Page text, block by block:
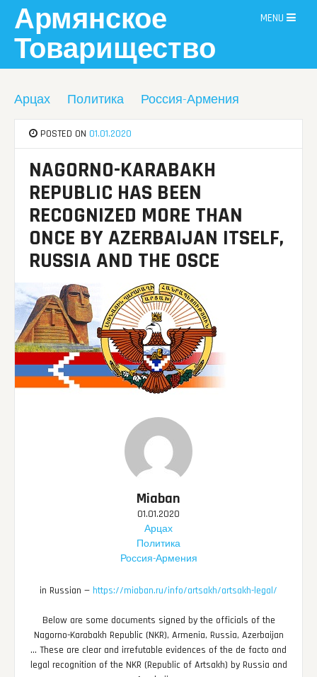
content
Армянское
Товарищество
MENU
Арцах Политика Россия-Армения
POSTED ON 01.01.2020
NAGORNO-KARABAKH
REPUBLIC HAS BEEN
RECOGNIZED MORE THAN
ONCE BY AZERBAIJAN ITSELF,
RUSSIA AND THE OSCE
Miaban
01.01.2020
Арцах
Политика
Россия-Армения
in Russian — https://miaban.ru/info/artsakh/artsakh-legal/
Below are some documents signed by the officials of the
Nagorno-Karabakh Republic (NKR), Armenia, Russia, Azerbaijan
… These are clear and irrefutable evidences of the de facto and
legal recognition of the NKR (Republic of Artsakh) by Russia and